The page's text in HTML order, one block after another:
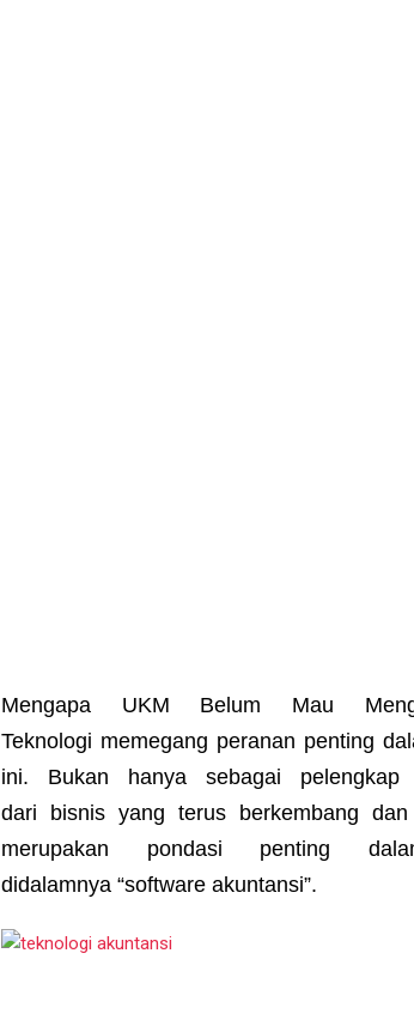
Mengapa UKM Belum Mau
Teknologi memegang peranan penting
ini. Bukan hanya sebagai
dari bisnis yang terus berkembang
merupakan pondasi penting
didalamnya “software akuntansi”.